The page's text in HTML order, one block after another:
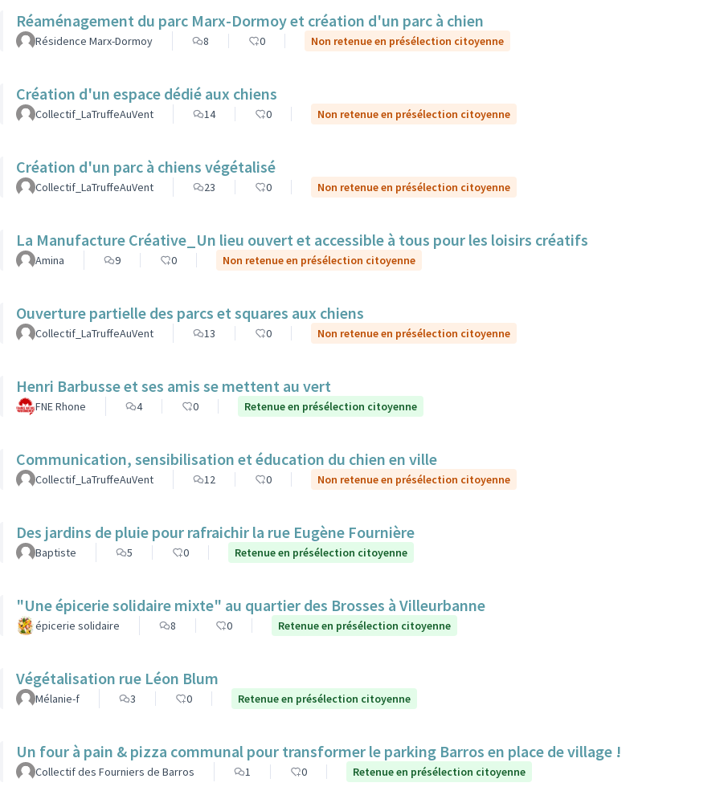
Réaménagement du parc Marx-Dormoy et création d'un parc à chien
Résidence Marx-Dormoy 8 0 Non retenue en présélection citoyenne
Création d'un espace dédié aux chiens
Collectif_LaTruffeAuVent 14 0 Non retenue en présélection citoyenne
Création d'un parc à chiens végétalisé
Collectif_LaTruffeAuVent 23 0 Non retenue en présélection citoyenne
La Manufacture Créative_Un lieu ouvert et accessible à tous pour les loisirs créatifs
Amina 9 0 Non retenue en présélection citoyenne
Ouverture partielle des parcs et squares aux chiens
Collectif_LaTruffeAuVent 13 0 Non retenue en présélection citoyenne
Henri Barbusse et ses amis se mettent au vert
FNE Rhone 4 0 Retenue en présélection citoyenne
Communication, sensibilisation et éducation du chien en ville
Collectif_LaTruffeAuVent 12 0 Non retenue en présélection citoyenne
Des jardins de pluie pour rafraichir la rue Eugène Fournière
Baptiste 5 0 Retenue en présélection citoyenne
"Une épicerie solidaire mixte" au quartier des Brosses à Villeurbanne
épicerie solidaire 8 0 Retenue en présélection citoyenne
Végétalisation rue Léon Blum
Mélanie-f 3 0 Retenue en présélection citoyenne
Un four à pain & pizza communal pour transformer le parking Barros en place de village !
Collectif des Fourniers de Barros 1 0 Retenue en présélection citoyenne